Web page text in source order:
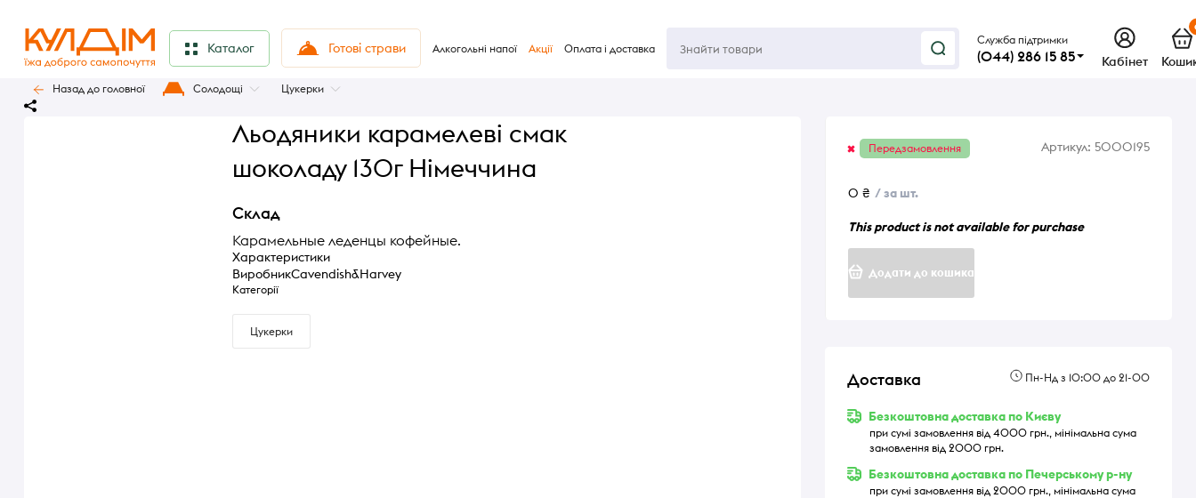
Каталог Готові страви Алкогольні напої Акції Оплата і доставка
Служба підтримки
(044) 286 15 85 Кабінет
Назад до головної Солодощі Цукерки
Льодяники карамелеві смак
шоколаду 130г Німеччина
Склад
Карамельные леденцы кофейные.
Характеристики
ВиробникCavendish&Harvey
Категорії
Цукерки
Передзамовлення Артикул: 5000195
0 ₴ / за шт.
This product is not available for purchase
Додати до кошика
Доставка Пн-Нд з 10:00 до 21-00
Безкоштовна доставка по Києву
при сумі замовлення від 4000 грн., мінімальна сума
замовлення від 2000 грн.
Безкоштовна доставка по Печерському р-ну
при сумі замовлення від 2000 грн., мінімальна сума